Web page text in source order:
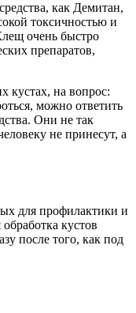
как Демитан,
токсичностью и
очень быстро
препаратов,
кустах, на вопрос:
можно ответить
Они не так
не принесут, а
для профилактики и
кустов
после того, как под